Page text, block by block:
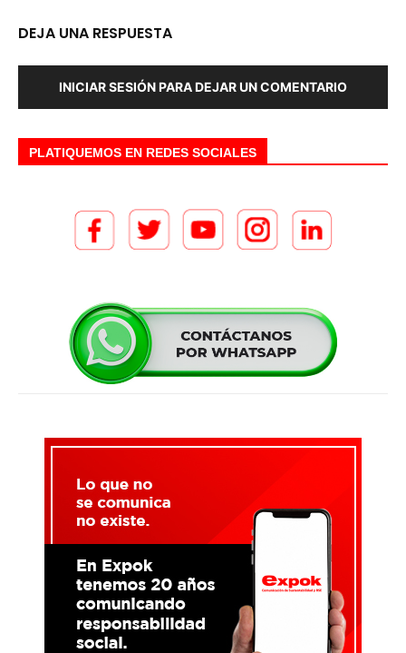
DEJA UNA RESPUESTA
INICIAR SESIÓN PARA DEJAR UN COMENTARIO
PLATIQUEMOS EN REDES SOCIALES